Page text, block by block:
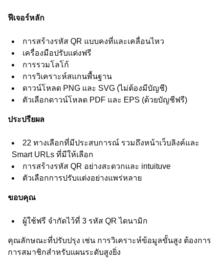
ฟีเจอร์หลัก
การสร้างรหัส QR แบบคงที่และเคลื่อนไหว
เครื่องมือปรับแต่งฟรี
การรวมโลโก้
การวิเคราะห์สแกนพื้นฐาน
ดาวน์โหลด PNG และ SVG (ไม่ต้องมีบัญชี)
ตัวเลือกดาวน์โหลด PDF และ EPS (ด้วยบัญชีฟรี)
ประปรียผล
22 ทางเลือกที่มีประสบการณ์ รวมถึงหน้าเว็บลิงค์และ
Smart URLs ที่มีให้เลือก
การสร้างรหัส QR อย่างสะดวกและ intuituve
ตัวเลือกการปรับแต่งอย่างแพร่หลาย
ขอบคุณ
ผู้ใช้ฟรี จำกัดไว้ที่ 3 รหัส QR ไดนามิก
คุณลักษณะที่ปรับปรุง เช่น การวิเคราะห์ข้อมูลขั้นสูง ต้องการ
การสมาชิกสำหรับแผนระดับสูงยิ่ง